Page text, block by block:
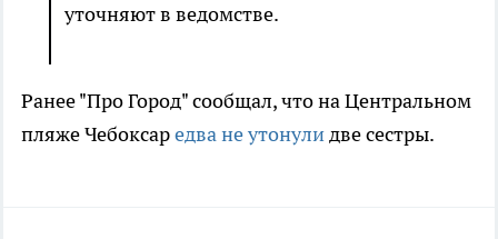
уточняют в ведомстве.
Ранее "Про Город" сообщал, что на Центральном
пляже Чебоксаредва не утонулидве сестры.